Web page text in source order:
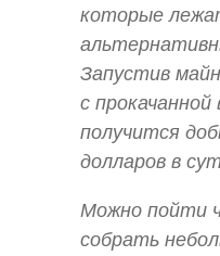
которые
Запустив
с
получится
долларов в
Можно пойти
собрать